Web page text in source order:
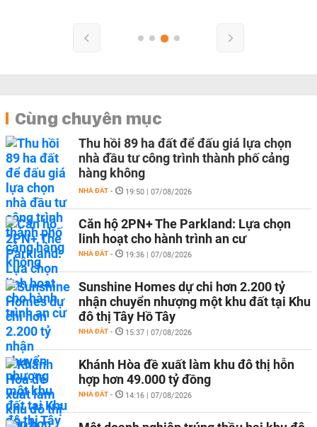
Cùng chuyên mục
Thu hồi 89 ha đất để đấu giá lựa chọn
nhà đầu tư công trình thành phố cảng
hàng không
NHÀ ĐẤT - 19:50 | 07/08/2026
Căn hộ 2PN+ The Parkland: Lựa chọn
linh hoạt cho hành trình an cư
NHÀ ĐẤT - 19:36 | 07/08/2026
Sunshine Homes dự chi hơn 2.200 tỷ
nhận chuyển nhượng một khu đất tại Khu
đô thị Tây Hồ Tây
NHÀ ĐẤT - 15:37 | 07/08/2026
Khánh Hòa đề xuất làm khu đô thị hỗn
hợp hơn 49.000 tỷ đồng
NHÀ ĐẤT - 14:16 | 07/08/2026